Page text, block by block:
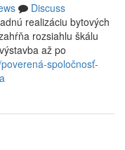
Discuss
realizáciu bytových
rozsiahlu škálu
až po
spoločnosť-